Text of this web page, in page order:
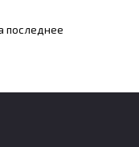
последнее